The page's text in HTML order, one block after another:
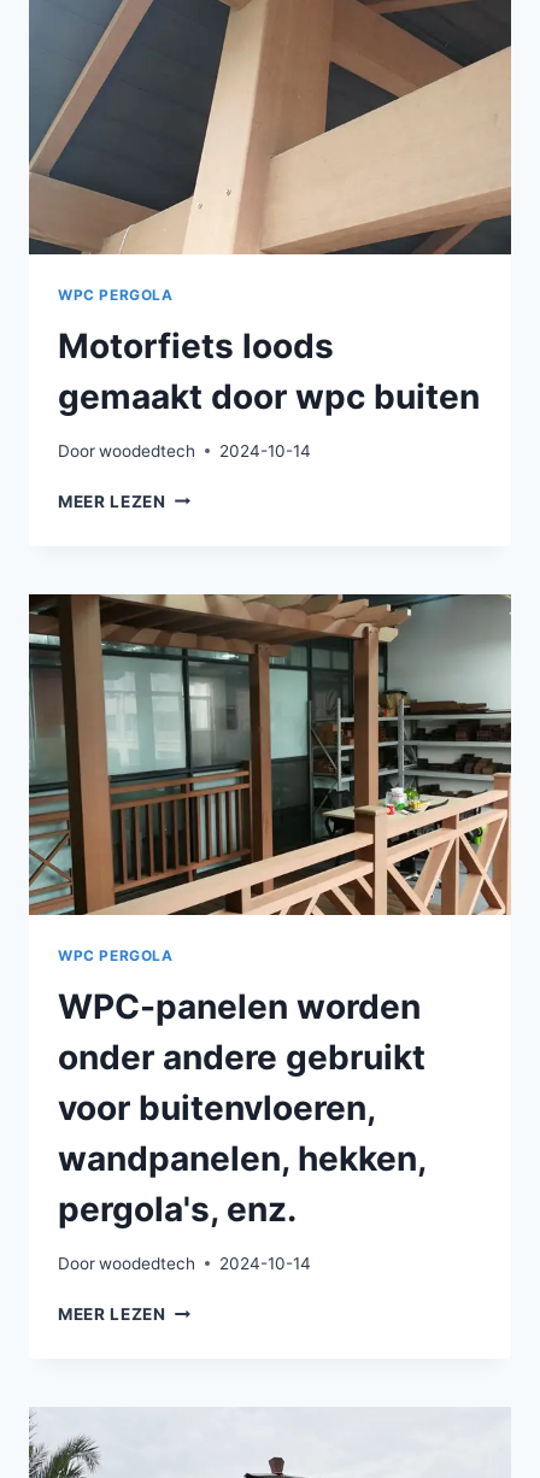
POLYMEER
TIMMERHOUT
WPC PERGOLA
Motorfiets loods
gemaakt door wpc buiten
Doorwoodedtech 2024-10-14
MEER LEZEN MOTORFIETS
WPC
BUITEN
WPC PERGOLA
WPC-panelen worden
onder andere gebruikt
voor buitenvloeren,
wandpanelen, hekken,
pergola's, enz.
Doorwoodedtech 2024-10-14
MEER LEZEN WPC-
ANDERE